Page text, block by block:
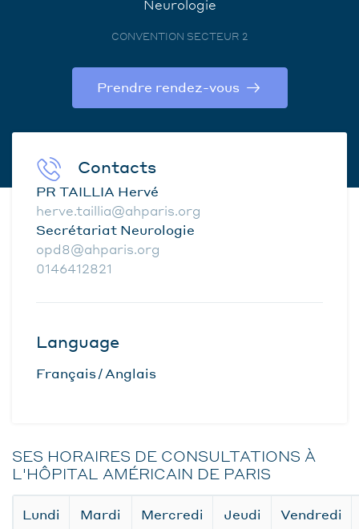
Neurologie
CONVENTION SECTEUR 2
Prendre rendez-vous
Contacts
PR TAILLIA Hervé
herve.taillia@ahparis.org
Secrétariat Neurologie
opd8@ahparis.org
0146412821
Language
Français Anglais
SES HORAIRES DE CONSULTATIONS À
L'HÔPITAL AMÉRICAIN DE PARIS
Lundi Mardi Mercredi Jeudi Vendredi